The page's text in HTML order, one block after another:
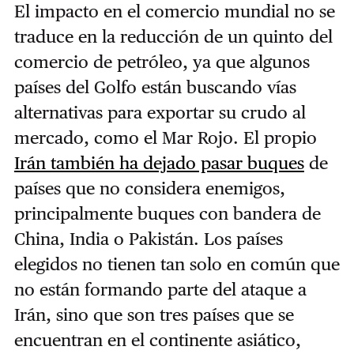
El impacto en el comercio mundial no se
traduce en la reducción de un quinto del
comercio de petróleo, ya que algunos
países del Golfo están buscando vías
alternativas para exportar su crudo al
mercado, como el Mar Rojo. El propio
Irán también ha dejado pasar buquesde
países que no considera enemigos,
principalmente buques con bandera de
China, India o Pakistán. Los países
elegidos no tienen tan solo en común que
no están formando parte del ataque a
Irán, sino que son tres países que se
encuentran en el continente asiático,